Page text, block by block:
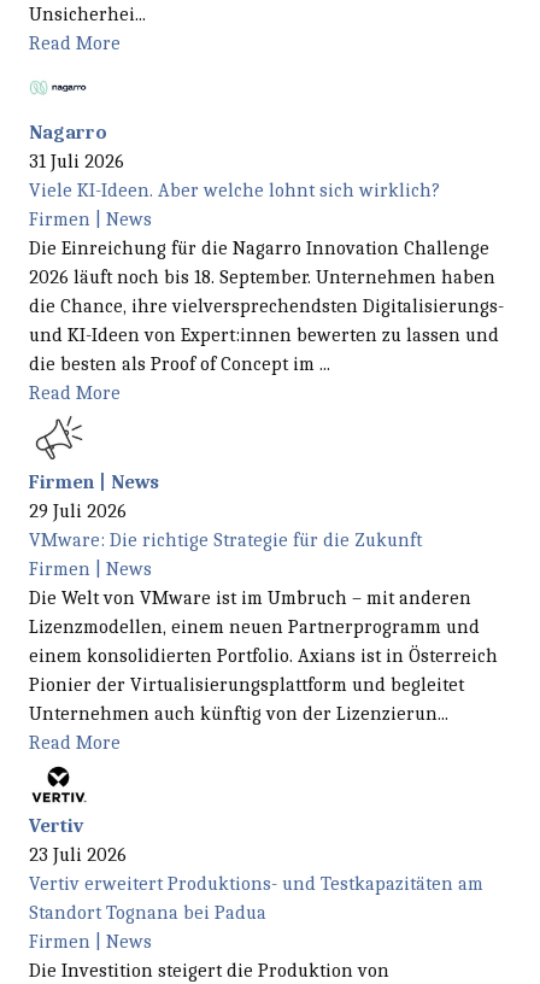
Unsicherhei...
Read More
Nagarro
31 Juli 2026
Viele KI-Ideen. Aber welche lohnt sich wirklich?
Firmen | News
Die Einreichung für die Nagarro Innovation Challenge
2026 läuft noch bis 18. September. Unternehmen haben
die Chance, ihre vielversprechendsten Digitalisierungs-
und KI-Ideen von Expert:innen bewerten zu lassen und
die besten als Proof of Concept im ...
Read More
Firmen | News
29 Juli 2026
VMware: Die richtige Strategie für die Zukunft
Firmen | News
Die Welt von VMware ist im Umbruch – mit anderen
Lizenzmodellen, einem neuen Partnerprogramm und
einem konsolidierten Portfolio. Axians ist in Österreich
Pionier der Virtualisierungsplattform und begleitet
Unternehmen auch künftig von der Lizenzierun...
Read More
Vertiv
23 Juli 2026
Vertiv erweitert Produktions- und Testkapazitäten am
Standort Tognana bei Padua
Firmen | News
Die Investition steigert die Produktion von